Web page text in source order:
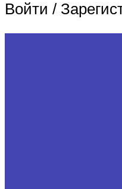
Войти /